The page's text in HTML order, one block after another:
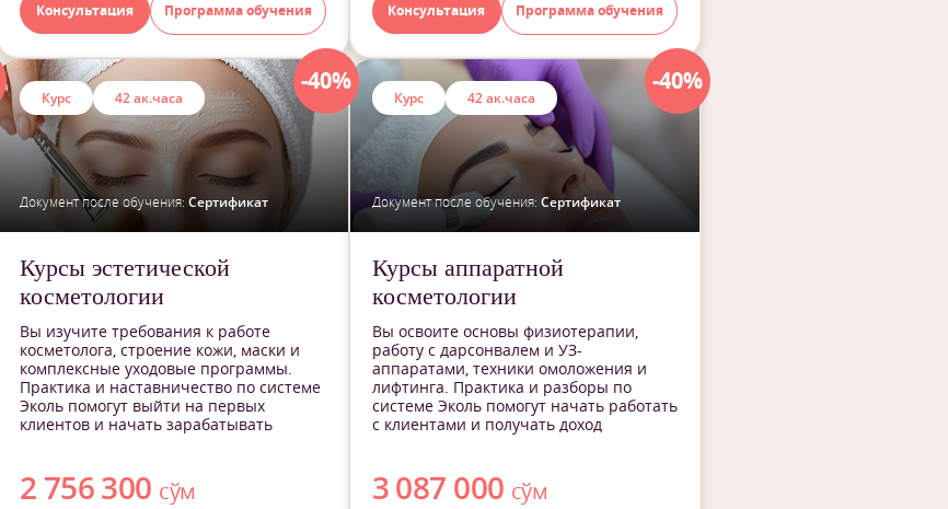
Консультация Программа обучения Консультация Программа обучения
-40%
Курс 42 ак.часа
Документ после обучения: Сертификат
Курсы эстетической
косметологии
Вы изучите требования к работе
косметолога, строение кожи, маски и
комплексные уходовые программы.
Практика и наставничество по системе
Эколь помогут выйти на первых
клиентов и начать зарабатывать
2 756 300 сўм
-40%
Курс 42 ак.часа
Документ после обучения: Сертификат
Курсы аппаратной
косметологии
Вы освоите основы физиотерапии,
работу с дарсонвалем и УЗ-
аппаратами, техники омоложения и
лифтинга. Практика и разборы по
системе Эколь помогут начать работать
с клиентами и получать доход
3 087 000 сўм